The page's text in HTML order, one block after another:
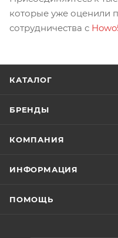
которые уже оценили
сотрудничества с
КАТАЛОГ
БРЕНДЫ
КОМПАНИЯ
ИНФОРМАЦИЯ
ПОМОЩЬ